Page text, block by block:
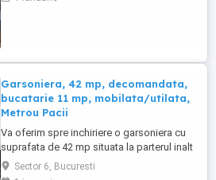
instalatii electrice si sanitare schimbate,
Garsoniera, 42 mp, decomandata,
bucatarie 11 mp, mobilata/utilata,
Metrou Pacii
Va oferim spre inchiriere o garsoniera cu
suprafata de 42 mp situata la parterul inalt
al unui bloc construit in anul 2023,
Bucătăria este închisă, baia este
Sector 6, Bucuresti